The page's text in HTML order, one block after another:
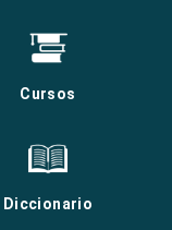
Cursos
Diccionario